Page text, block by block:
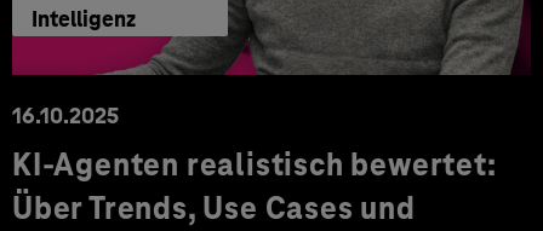
Intelligenz
16.10.2025
KI-Agenten realistisch bewertet:
Über Trends, Use Cases und